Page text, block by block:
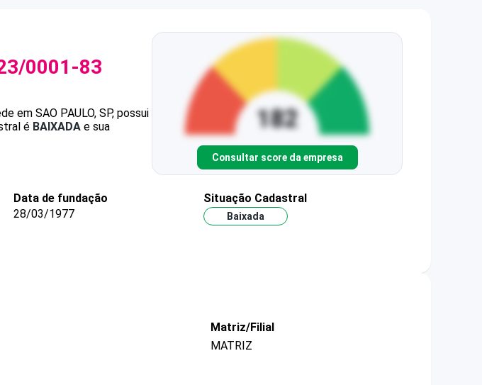
0001-83
em SAO PAULO, SP, possui
é BAIXADA e sua
Consultar score da empresa
Data de fundação
28/03/1977
Situação Cadastral
Baixada
Matriz/Filial
MATRIZ